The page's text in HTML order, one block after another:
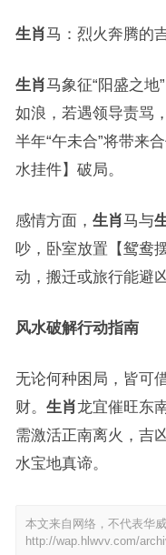
生肖马：烈火奔腾的
生肖马象征“阳盛之地
如浪，若遇领导责骂
半年“午未合”将带来
水挂件】破局。
感情方面， 生肖马与
吵，卧室放置【鸳鸯
动，搬迁或旅行能避
风水破解行动指南
无论何种困局，皆可
财。 生肖龙宜催旺东
需激活正南离火，吉
水宝地真谛。
本文来自网络，不代表华
http://wap.hlwvv.com/